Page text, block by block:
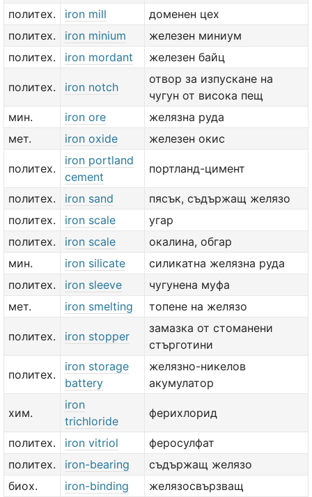
политех.
iron mill
доменен цех
политех.
iron minium
железен миниум
политех.
iron mordant железен байц
политех. iron notch
отвор за изпускане на
чугун от висока пещ
мин.
iron ore
желязна руда
мет.
iron oxide железен окис
политех.
iron portland
cement
портланд-цимент
политех. iron sand
пясък, съдържащ желязо
политех.
iron scale
угар
политех.
iron scale
окалина, обгар
мин.
iron silicate
силикатна желязна руда
политех.
iron sleeve
чугунена муфа
мет.
iron smelting топене на желязо
политех. iron stopper
замазка от стоманени
стърготини
политех.
iron storage
battery
желязно-никелов
акумулатор
хим.
iron
trichloride
ферихлорид
политех. iron vitriol
феросулфат
политех.
iron-bearing
съдържащ желязо
биох.
iron-binding желязосвързващ